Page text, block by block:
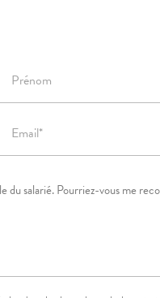
Prénom
Email*